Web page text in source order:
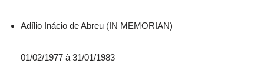
Adílio Inácio de Abreu (IN MEMORIAN)
01/02/1977 à 31/01/1983